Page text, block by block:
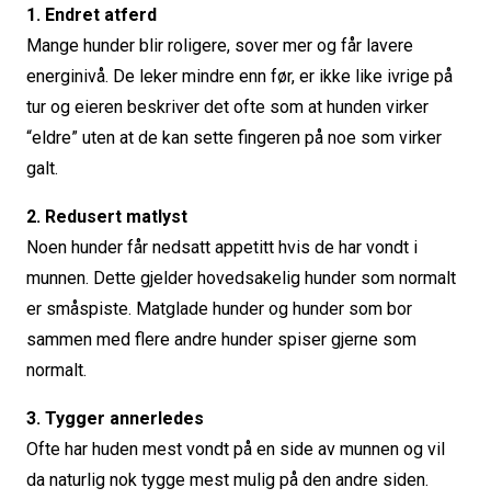
1. Endret atferd
Mange hunder blir roligere, sover mer og får lavere
energinivå. De leker mindre enn før, er ikke like ivrige på
tur og eieren beskriver det ofte som at hunden virker
“eldre” uten at de kan sette fingeren på noe som virker
galt.
2. Redusert matlyst
Noen hunder får nedsatt appetitt hvis de har vondt i
munnen. Dette gjelder hovedsakelig hunder som normalt
er småspiste. Matglade hunder og hunder som bor
sammen med flere andre hunder spiser gjerne som
normalt.
3. Tygger annerledes
Ofte har huden mest vondt på en side av munnen og vil
da naturlig nok tygge mest mulig på den andre siden.